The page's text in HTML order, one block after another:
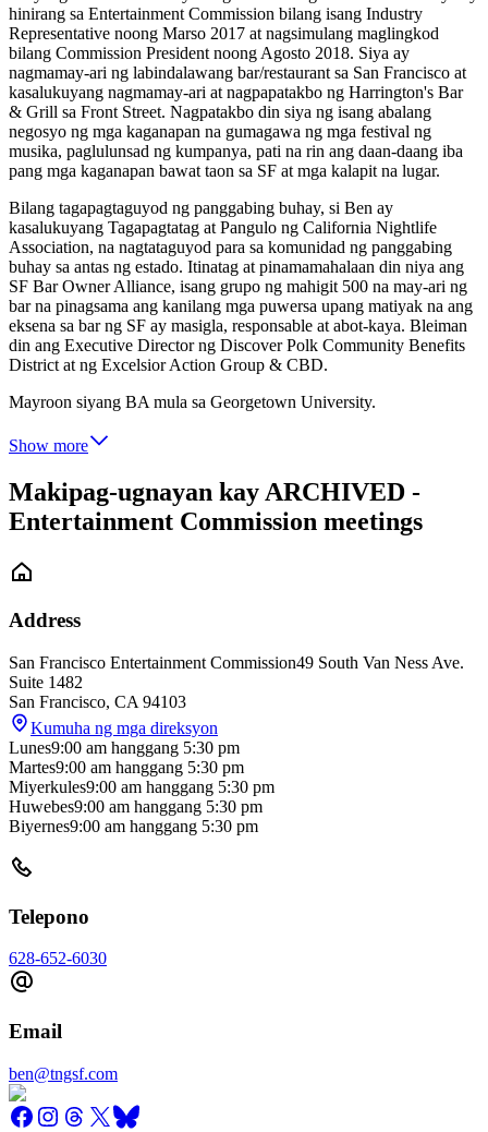
hinirang sa Entertainment Commission bilang isang Industry
Representative noong Marso 2017 at nagsimulang maglingkod
bilang Commission President noong Agosto 2018. Siya ay
nagmamay-ari ng labindalawang bar/restaurant sa San Francisco at
kasalukuyang nagmamay-ari at nagpapatakbo ng Harrington's Bar
& Grill sa Front Street. Nagpatakbo din siya ng isang abalang
negosyo ng mga kaganapan na gumagawa ng mga festival ng
musika, paglulunsad ng kumpanya, pati na rin ang daan-daang iba
pang mga kaganapan bawat taon sa SF at mga kalapit na lugar.
Bilang tagapagtaguyod ng panggabing buhay, si Ben ay
kasalukuyang Tagapagtatag at Pangulo ng California Nightlife
Association, na nagtataguyod para sa komunidad ng panggabing
buhay sa antas ng estado. Itinatag at pinamamahalaan din niya ang
SF Bar Owner Alliance, isang grupo ng mahigit 500 na may-ari ng
bar na pinagsama ang kanilang mga puwersa upang matiyak na ang
eksena sa bar ng SF ay masigla, responsable at abot-kaya. Bleiman
din ang Executive Director ng Discover Polk Community Benefits
District at ng Excelsior Action Group & CBD.
Mayroon siyang BA mula sa Georgetown University.
Show more
Makipag-ugnayan kay ARCHIVED -
Entertainment Commission meetings
Address
San Francisco Entertainment Commission49 South Van Ness Ave.
Suite 1482
San Francisco, CA 94103
Kumuha ng mga direksyon
Lunes9:00 am hanggang 5:30 pm
Martes9:00 am hanggang 5:30 pm
Miyerkules9:00 am hanggang 5:30 pm
Huwebes9:00 am hanggang 5:30 pm
Biyernes9:00 am hanggang 5:30 pm
Telepono
628-652-6030
Email
ben@tngsf.com